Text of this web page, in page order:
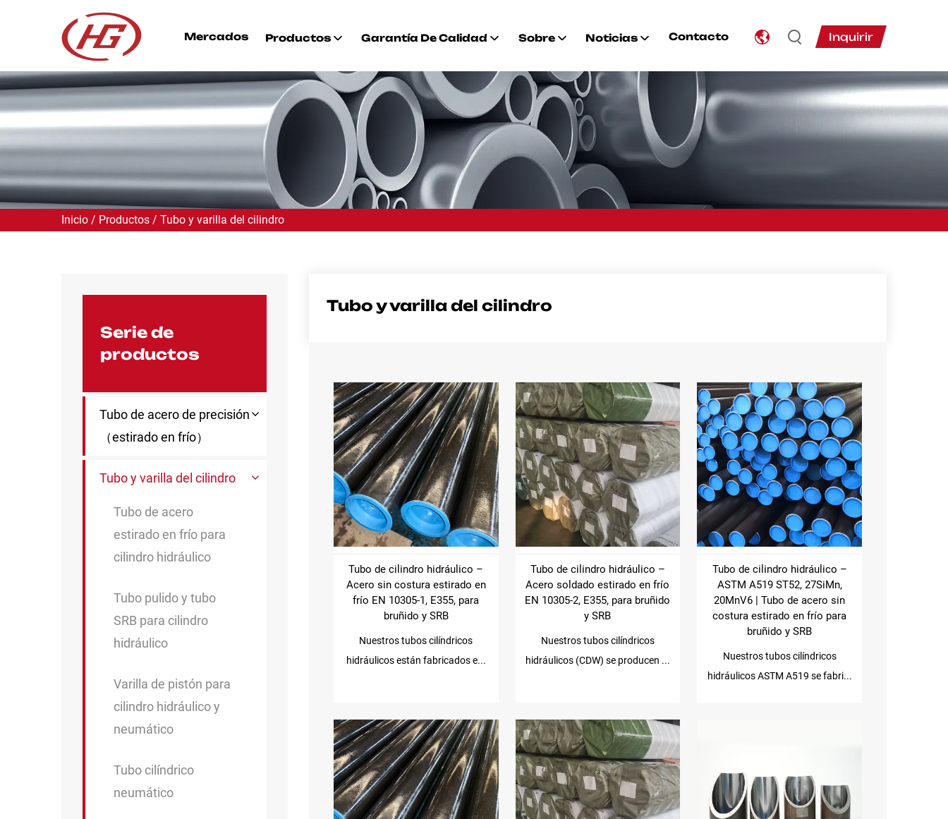
Mercados
Productos
Garantía de calidad
Sobre
Mercados Productos Garantía De Calidad Sobre Noticias Contacto Inquirir
Inicio / Productos / Tubo y varilla del cilindro
Serie de
productos
Tubo de acero de precisión
（estirado en frío）
Tubo y varilla del cilindro
Tubo de acero
estirado en frío para
cilindro hidráulico
Tubo pulido y tubo
SRB para cilindro
hidráulico
Varilla de pistón para
cilindro hidráulico y
neumático
Tubo cilíndrico
neumático
Tubo y varilla del cilindro
Tubo de cilindro hidráulico –
Acero sin costura estirado en
frío EN 10305-1, E355, para
bruñido y SRB
Nuestros tubos cilíndricos
hidráulicos están fabricados e...
Tubo de cilindro hidráulico –
Acero soldado estirado en frío
EN 10305-2, E355, para bruñido
y SRB
Nuestros tubos cilíndricos
hidráulicos (CDW) se producen ...
Tubo de cilindro hidráulico –
ASTM A519 ST52, 27SiMn,
20MnV6 | Tubo de acero sin
costura estirado en frío para
bruñido y SRB
Nuestros tubos cilíndricos
hidráulicos ASTM A519 se fabri...